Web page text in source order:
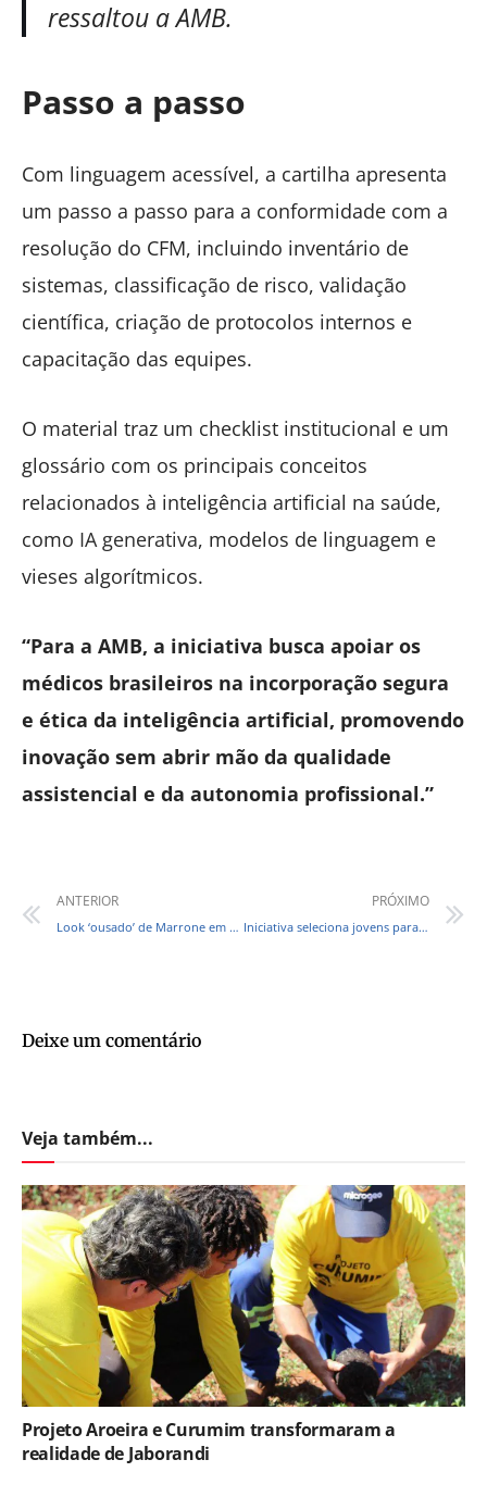
ressaltou a AMB.
Passo a passo
Com linguagem acessível, a cartilha apresenta
um passo a passo para a conformidade com a
resolução do CFM, incluindo inventário de
sistemas, classificação de risco, validação
científica, criação de protocolos internos e
capacitação das equipes.
O material traz um checklist institucional e um
glossário com os principais conceitos
relacionados à inteligência artificial na saúde,
como IA generativa, modelos de linguagem e
vieses algorítmicos.
“Para a AMB, a iniciativa busca apoiar os
médicos brasileiros na incorporação segura
e ética da inteligência artificial, promovendo
inovação sem abrir mão da qualidade
assistencial e da autonomia profissional.”
ANTERIOR
Look ‘ousado’ de Marrone em show viraliza, e sertanejos fazem piadas nas redes sociais
PRÓXIMO
Iniciativa seleciona jovens para tratamento odontológico gratuito
Deixe um comentário
Veja também...
Projeto Aroeira e Curumim transformaram a
realidade de Jaborandi